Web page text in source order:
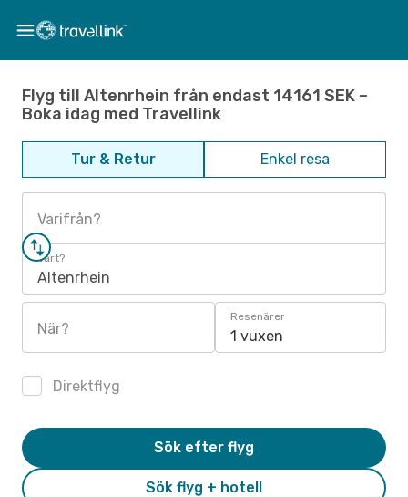
Flyg till Altenrhein från endast 14161 SEK –
Boka idag med Travellink
Tur & Retur Enkel resa
Varifrån?
Vart?
Altenrhein
När?
Resenärer
1 vuxen
Direktflyg
Sök flyg + hotell
Sök efter flyg